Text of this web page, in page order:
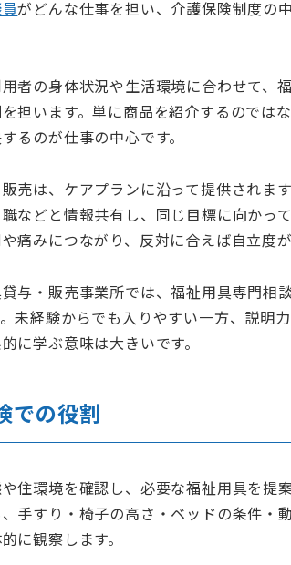
ップとして次に目指せる資格
専門相談員の資格費用と選び方
がどんな仕事を担い、介護保険制度の
者の身体状況や生活環境に合わせて、
担います。単に商品を紹介するのでは
るのが仕事の中心です。
売は、ケアプランに沿って提供されます
などと情報共有し、同じ目標に向かっ
痛みにつながり、反対に合えば自立度
与・販売事業所では、福祉用具専門相
未経験からでも入りやすい一方、説明
に学ぶ意味は大きいです。
での役割
住環境を確認し、必要な福祉用具を提
手すり・椅子の高さ・ベッドの条件・
に観察します。